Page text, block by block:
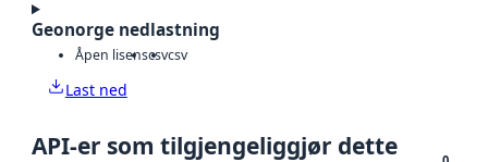
Geonorge nedlastning
Åpen lisenscsvcsv
Last ned
API-er som tilgjengeliggjør dette